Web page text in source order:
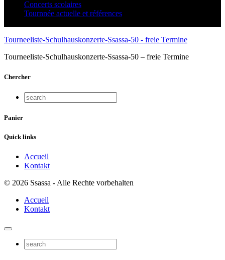
Concerts scolaires
Tournnée actuelle et références
Tourneeliste-Schulhauskonzerte-Ssassa-50 - freie Termine
Tourneeliste-Schulhauskonzerte-Ssassa-50 – freie Termine
Chercher
Panier
Quick links
Accueil
Kontakt
© 2026 Ssassa - Alle Rechte vorbehalten
Accueil
Kontakt